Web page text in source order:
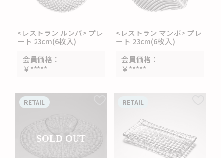
<レストラン ルンバ> プレ
ート 23cm(6枚入)
会員価格
￥*****
<レストラン マンボ> プレ
ート 23cm(6枚入)
会員価格
￥*****
SOLD OUT
RETAIL RETAIL